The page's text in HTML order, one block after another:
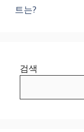
트는?
검색